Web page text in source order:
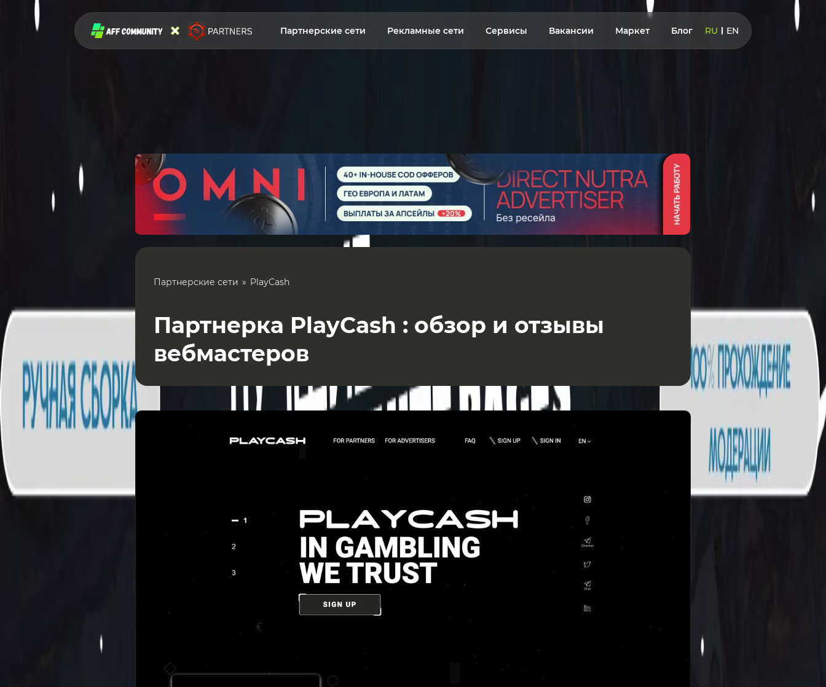
Партнерские сети Рекламные сети Сервисы Вакансии Маркет Блог RU EN
Партнерские сети PlayCash
Партнерка PlayCash : обзор и отзывы
вебмастеров